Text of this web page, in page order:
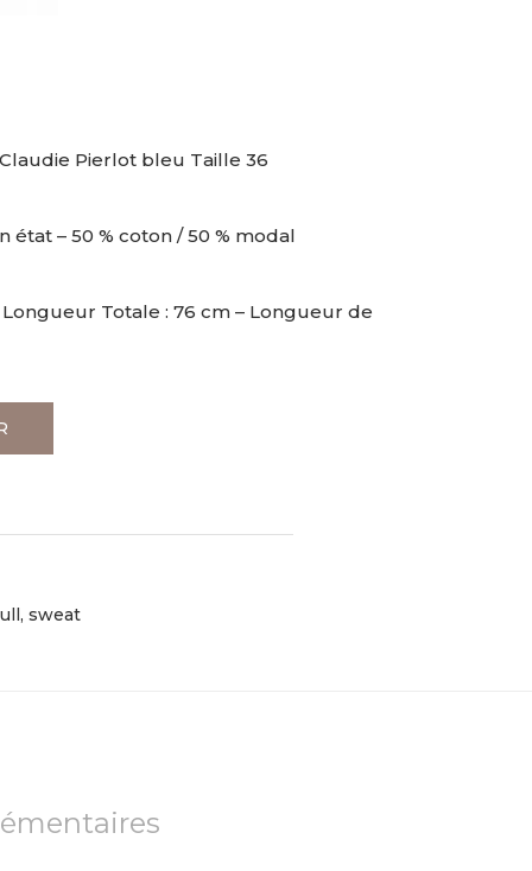
Pierlot bleu Taille 36
état – 50 % coton / 50 % modal
Totale : 76 cm – Longueur de
sweat